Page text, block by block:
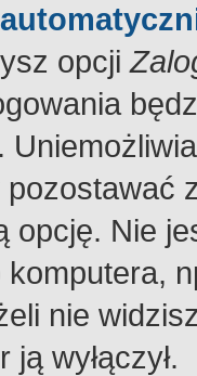
opcji
pozostawać
opcję. Nie
nie
wyłączył.